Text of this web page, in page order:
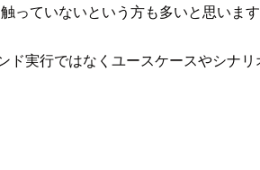
ていないという方も多いと思います
実行ではなくユースケースやシナ